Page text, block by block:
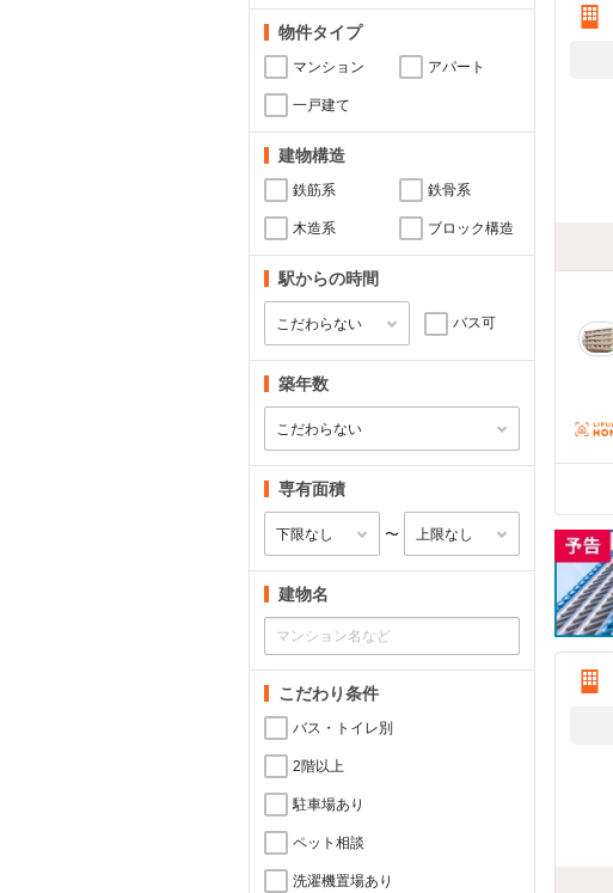
物件タイプ
マンション アパート
一戸建て
建物構造
鉄筋系 鉄骨系
木造系 ブロック構造
駅からの時間
バス可
築年数
専有面積
〜
建物名
こだわり条件
バス・トイレ別
2階以上
駐車場あり
ペット相談
洗濯機置場あり